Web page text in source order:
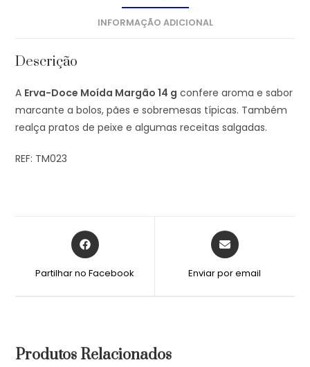
INFORMAÇÃO ADICIONAL
Descrição
A Erva-Doce Moída Margão 14 g confere aroma e sabor
marcante a bolos, pães e sobremesas típicas. Também
realça pratos de peixe e algumas receitas salgadas.
REF: TM023
Partilhar no Facebook Enviar por email
Produtos Relacionados